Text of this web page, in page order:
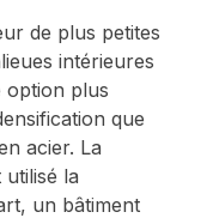
de plus petites
intérieures
option plus
que
acier. La
la
un bâtiment